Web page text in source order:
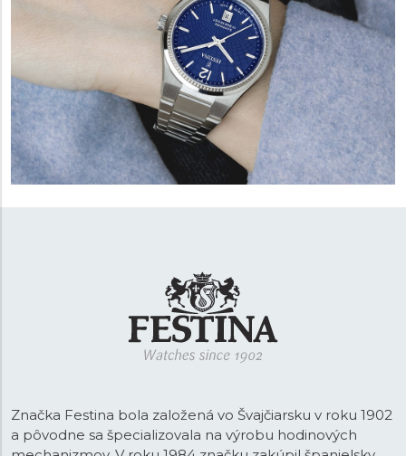
Značka Festina bola založená vo Švajčiarsku v roku 1902
a pôvodne sa špecializovala na výrobu hodinových